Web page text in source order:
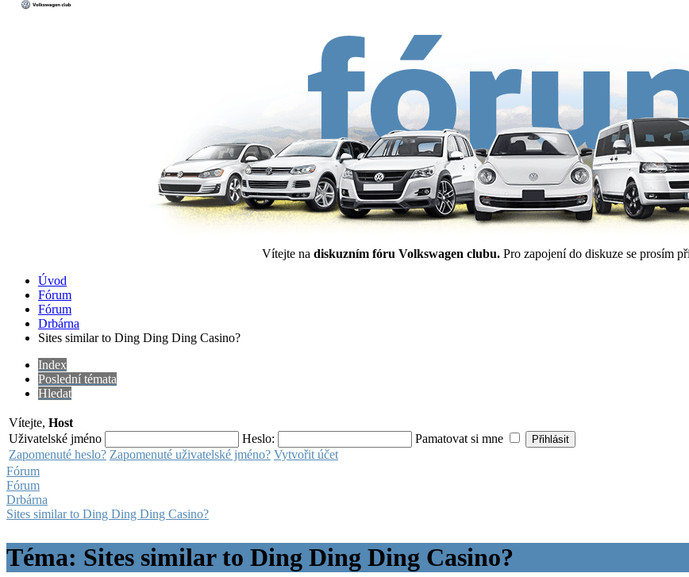
Vítejte na diskuzním fóru Volkswagen clubu. Pro zapojení do diskuze se prosím
Úvod
Fórum
Fórum
Drbárna
Sites similar to Ding Ding Ding Casino?
Index
Poslední témata
Hledat
Vítejte, Host
Uživatelské jméno
Heslo:
Pamatovat si mne
Zapomenuté heslo? Zapomenuté uživatelské jméno? Vytvořit účet
Fórum
Fórum
Drbárna
Sites similar to Ding Ding Ding Casino?
Téma: Sites similar to Ding Ding Ding Casino?